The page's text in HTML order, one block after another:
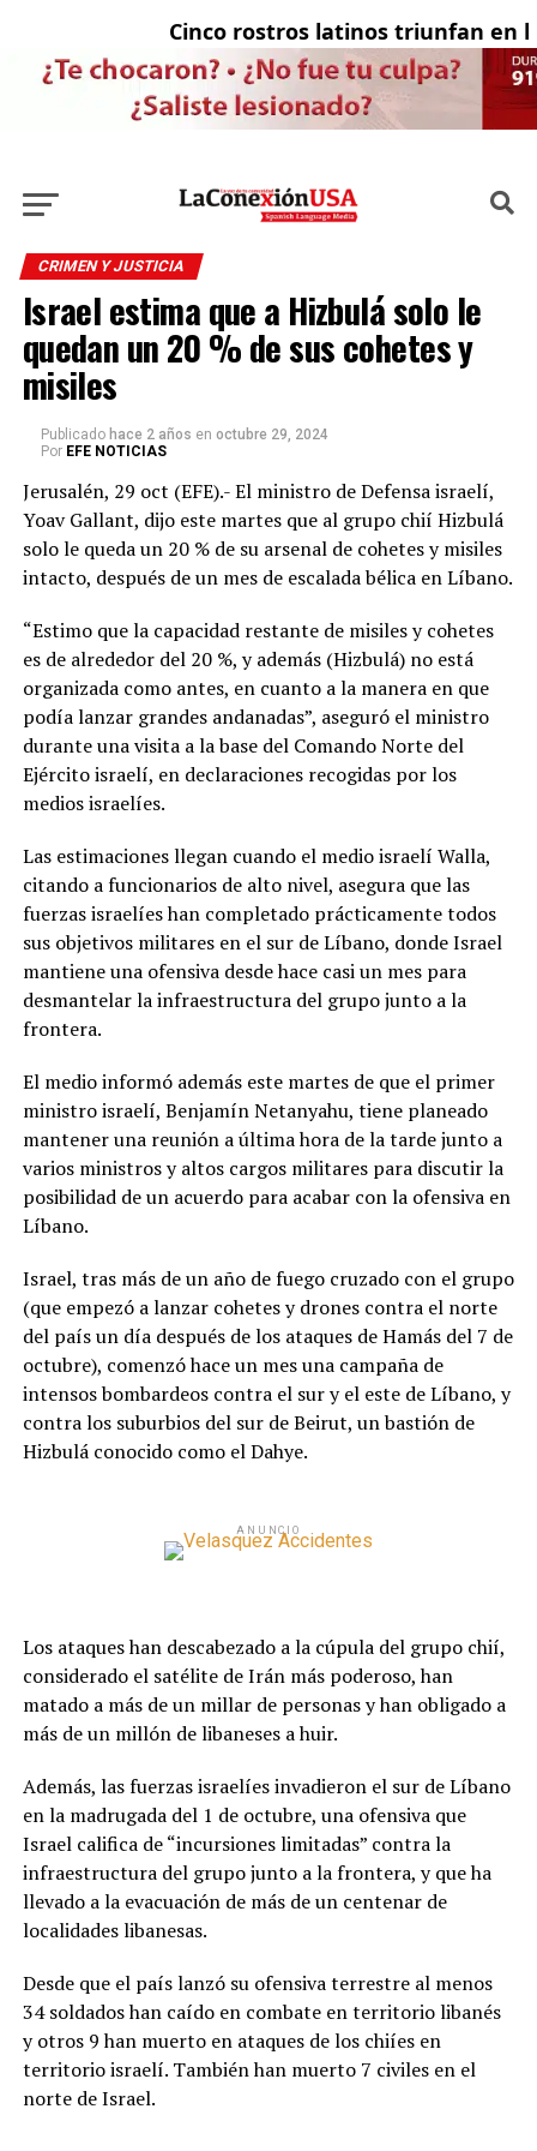
Cinco rostros latinos triunfan en la
CRIMEN Y JUSTICIA
Israel estima que a Hizbulá solo le
quedan un 20 % de sus cohetes y
misiles
Publicado hace 2 años en octubre 29, 2024
Por EFE NOTICIAS
Jerusalén, 29 oct (EFE).- El ministro de Defensa israelí,
Yoav Gallant, dijo este martes que al grupo chií Hizbulá
solo le queda un 20 % de su arsenal de cohetes y misiles
intacto, después de un mes de escalada bélica en Líbano.
“Estimo que la capacidad restante de misiles y cohetes
es de alrededor del 20 %, y además (Hizbulá) no está
organizada como antes, en cuanto a la manera en que
podía lanzar grandes andanadas”, aseguró el ministro
durante una visita a la base del Comando Norte del
Ejército israelí, en declaraciones recogidas por los
medios israelíes.
Las estimaciones llegan cuando el medio israelí Walla,
citando a funcionarios de alto nivel, asegura que las
fuerzas israelíes han completado prácticamente todos
sus objetivos militares en el sur de Líbano, donde Israel
mantiene una ofensiva desde hace casi un mes para
desmantelar la infraestructura del grupo junto a la
frontera.
El medio informó además este martes de que el primer
ministro israelí, Benjamín Netanyahu, tiene planeado
mantener una reunión a última hora de la tarde junto a
varios ministros y altos cargos militares para discutir la
posibilidad de un acuerdo para acabar con la ofensiva en
Líbano.
Israel, tras más de un año de fuego cruzado con el grupo
(que empezó a lanzar cohetes y drones contra el norte
del país un día después de los ataques de Hamás del 7 de
octubre), comenzó hace un mes una campaña de
intensos bombardeos contra el sur y el este de Líbano, y
contra los suburbios del sur de Beirut, un bastión de
Hizbulá conocido como el Dahye.
ANUNCIO
Los ataques han descabezado a la cúpula del grupo chií,
considerado el satélite de Irán más poderoso, han
matado a más de un millar de personas y han obligado a
más de un millón de libaneses a huir.
Además, las fuerzas israelíes invadieron el sur de Líbano
en la madrugada del 1 de octubre, una ofensiva que
Israel califica de “incursiones limitadas” contra la
infraestructura del grupo junto a la frontera, y que ha
llevado a la evacuación de más de un centenar de
localidades libanesas.
Desde que el país lanzó su ofensiva terrestre al menos
34 soldados han caído en combate en territorio libanés
y otros 9 han muerto en ataques de los chiíes en
territorio israelí. También han muerto 7 civiles en el
norte de Israel.